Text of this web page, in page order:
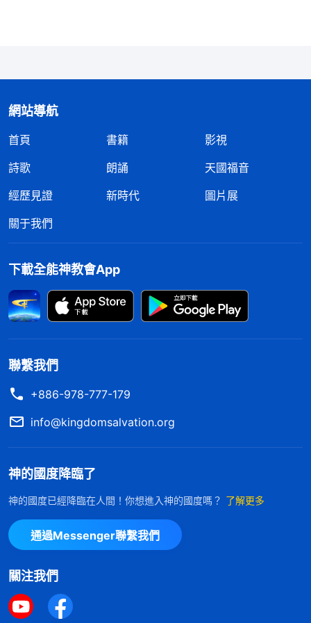
法利賽人就是被人崇拜的屬靈人，人都崇拜他們的知
識、崇拜他們的假敬虔、崇拜他們有一些好行為，所
教會裏有一部分人也喜歡崇拜屬靈人，首先就是教會
中那些信神年頭多，有屬靈經歷、屬靈見證
過神的恩典、祝福，看見過大的异象，有些奇特經歷
的人，另外就是在人中間能誇誇其談、能説會道，讓
人都崇拜、羡慕的人，還有做事的方式、方法、原則
比較合乎教會規定，外表行為比較敬虔的人，還有讓
人看着對神 信心 很大的人，這些人被人稱為屬靈人。
屬靈人説的話、做這些屬靈人做的事，讓人看見他是
不是，他是外表模仿，守規條，只是做給人看的。比
如，臨到事就趕緊禱告，但他不是真心尋求、真心禱
告，只是走過程，想讓人看見，説他這個人有多愛
神、對神敬畏的心有多大。另外，臨到病痛，該醫治
吃藥就有可能惡化，你該吃藥就吃藥，該禱告就禱
告，憑着信心别放下本分就可以。」他説：「没事，
有神同在，我不怕。」他表面上强裝鎮静不怕、滿有
信心，其實内心怕得要死，只要感覺哪兒不舒服了就
趕緊去看醫生治病，還不讓别人知道。如果有人發現
網站導航
首頁 書籍
影視
詩歌
朗誦
天國福音
經歷見證
新時代
圖片展
關于我們
下載全能神教會App
聯繫我們
+886-978-777-179
info@kingdomsalvation.org
神的國度降臨了
神的國度已經降臨在人間！你想進入神的國度嗎？ 了解更多
通過Messenger聯繫我們
關注我們